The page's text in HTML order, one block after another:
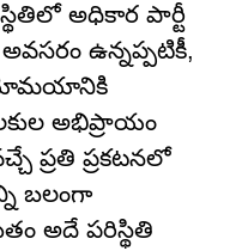
అధికార పార్టీ
ఉన్నప్పటికీ,
అభిప్రాయం
ప్రతి ప్రకటనలో
బలంగా
అదే పరిస్థితి